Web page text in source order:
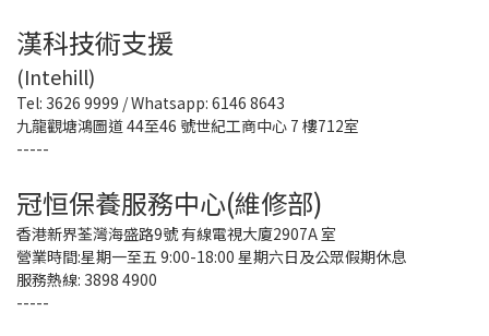
漢科技術支援
(Intehill)
Tel: 3626 9999 / Whatsapp: 6146 8643
九龍觀塘鴻圖道 44至46 號世紀工商中心 7 樓712室
-----
冠恒保養服務中心(維修部)
香港新界荃灣海盛路9號 有線電視大廈2907A 室
營業時間:星期一至五 9:00-18:00 星期六日及公眾假期休息
服務熱線: 3898 4900
-----